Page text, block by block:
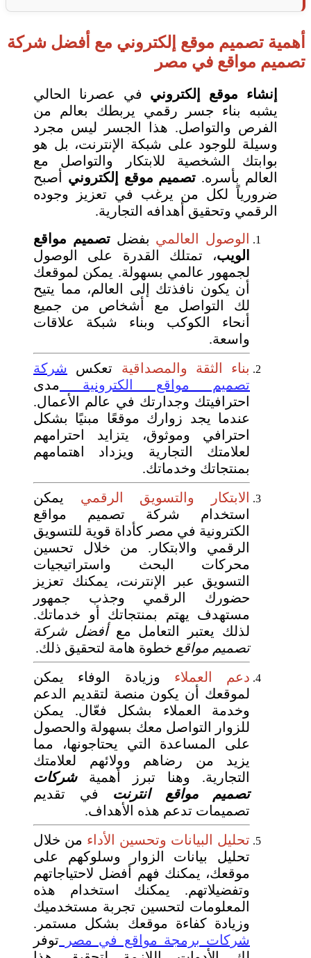
أهمية تصميم موقع إلكتروني مع أفضل شركة
تصميم مواقع في مصر
إنشاء موقع إلكتروني في عصرنا الحالي
يشبه بناء جسر رقمي يربطك بعالم من
الفرص والتواصل. هذا الجسر ليس مجرد
وسيلة للوجود على شبكة الإنترنت، بل هو
بوابتك الشخصية للابتكار والتواصل مع
العالم بأسره. تصميم موقع إلكتروني أصبح
ضرورياً لكل من يرغب في تعزيز وجوده
الرقمي وتحقيق أهدافه التجارية.
الوصول العالمي بفضلتصميم مواقع
الويب، تمتلك القدرة على الوصول
لجمهور عالمي بسهولة. يمكن لموقعك
أن يكون نافذتك إلى العالم، مما يتيح
لك التواصل مع أشخاص من جميع
أنحاء الكوكب وبناء شبكة علاقات
واسعة.
بناء الثقة والمصداقية تعكس
شركة
تصميم مواقع الكترونية
مدى
احترافيتك وجدارتك في عالم الأعمال.
عندما يجد زوارك موقعًا مبنيًا بشكل
احترافي وموثوق، يتزايد احترامهم
لعلامتك التجارية ويزداد اهتمامهم
بمنتجاتك وخدماتك.
الابتكار والتسويق الرقمي يمكن
استخدام شركة تصميم مواقع
الكترونية في مصر كأداة قوية للتسويق
الرقمي والابتكار. من خلال تحسين
محركات البحث واستراتيجيات
التسويق عبر الإنترنت، يمكنك تعزيز
حضورك الرقمي وجذب جمهور
مستهدف يهتم بمنتجاتك أو خدماتك.
لذلك يعتبر التعامل معأفضل شركة
تصميم مواقع خطوة هامة لتحقيق ذلك.
دعم العملاء وزيادة الوفاء يمكن
لموقعك أن يكون منصة لتقديم الدعم
وخدمة العملاء بشكل فعّال. يمكن
للزوار التواصل معك بسهولة والحصول
على المساعدة التي يحتاجونها، مما
يزيد من رضاهم وولائهم لعلامتك
التجارية. وهنا تبرز أهميةشركات
تصميم مواقع انترنت في تقديم
تصميمات تدعم هذه الأهداف.
تحليل البيانات وتحسين الأداء من خلال
تحليل بيانات الزوار وسلوكهم على
موقعك، يمكنك فهم أفضل لاحتياجاتهم
وتفضيلاتهم. يمكنك استخدام هذه
المعلومات لتحسين تجربة مستخدميك
وزيادة كفاءة موقعك بشكل مستمر.
شركات برمجة مواقع في مصر توفر